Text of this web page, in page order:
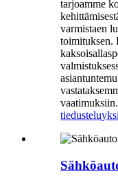
tarjoamme
varmistaen
toimituksen.
vaatimuksiin.
tiedustelu